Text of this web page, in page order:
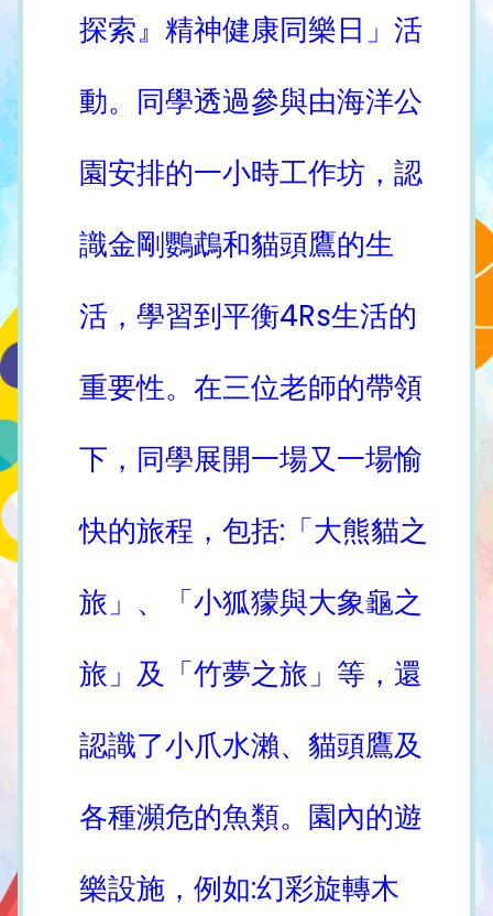
探索』精神健康同樂日」活
動。同學透過參與由海洋公
園安排的一小時工作坊，認
識金剛鸚鵡和貓頭鷹的生
活，學習到平衡4Rs生活的
重要性。在三位老師的帶領
下，同學展開一場又一場愉
快的旅程，包括:「大熊貓之
旅」、「小狐獴與大象龜之
旅」及「竹夢之旅」等，還
認識了小爪水瀨、貓頭鷹及
各種瀕危的魚類。園內的遊
樂設施，例如:幻彩旋轉木